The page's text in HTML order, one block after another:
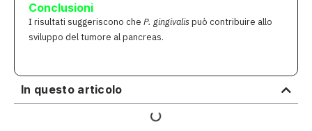
Conclusioni
I risultati suggeriscono che P. gingivalispuò contribuire allo
sviluppo del tumore al pancreas.
In questo articolo